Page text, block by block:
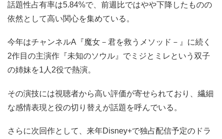
話題性占有率は5.84%で、前週比ではやや下降したものの
依然として高い関心を集めている。
今年はチャンネルA『魔女－君を救うメソッド－』に続く
2作目の主演作『未知のソウル』でミジとミレという双子
の姉妹を1人2役で熱演。
その演技には視聴者から高い評価が寄せられており、繊細
な感情表現と役の切り替えが話題を呼んでいる。
さらに次回作として、来年Disney+で独占配信予定のドラ